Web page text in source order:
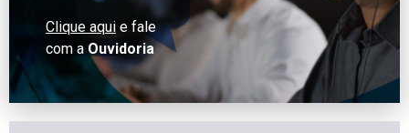
Clique aqui e fale
com aOuvidoria